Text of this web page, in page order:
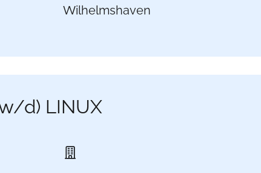
Wilhelmshaven
d) LINUX